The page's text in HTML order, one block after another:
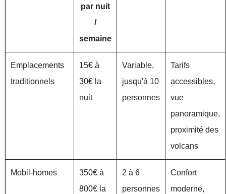
par nuit
/
semaine
Emplacements
traditionnels
15€ à
30€ la
nuit
Variable,
jusqu'à 10
personnes
Tarifs
accessibles,
vue
panoramique,
proximité des
volcans
Mobil-homes
350€ à
800€ la
2 à 6
personnes
Confort
moderne,